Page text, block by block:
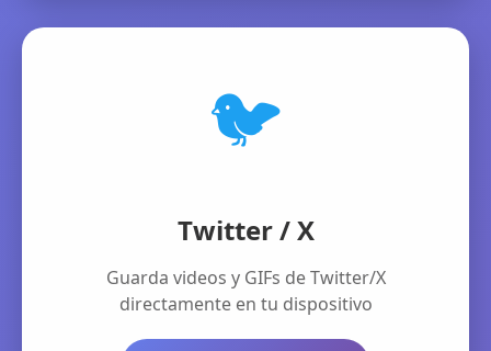
🐦
Twitter / X
Guarda videos y GIFs de Twitter/X
directamente en tu dispositivo